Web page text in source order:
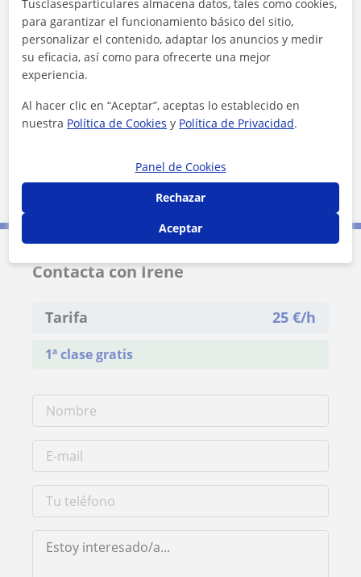
¿Quieres saber más de Irene?
Datos verificados
★★★★★ 6 valoraciones
Ver perfil
Contacta con Irene
Tarifa 25 €/h
1ª clase gratis
Tusclasesparticulares almacena datos, tales como cookies,
para garantizar el funcionamiento básico del sitio,
personalizar el contenido, adaptar los anuncios y medir
su eficacia, así como para ofrecerte una mejor
experiencia.
Al hacer clic en “Aceptar”, aceptas lo establecido en
nuestra Política de Cookies y Política de Privacidad.
Panel de Cookies
Rechazar
Aceptar